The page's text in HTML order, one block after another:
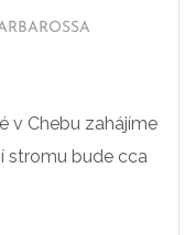
v Chebu zahájíme
stromu bude cca